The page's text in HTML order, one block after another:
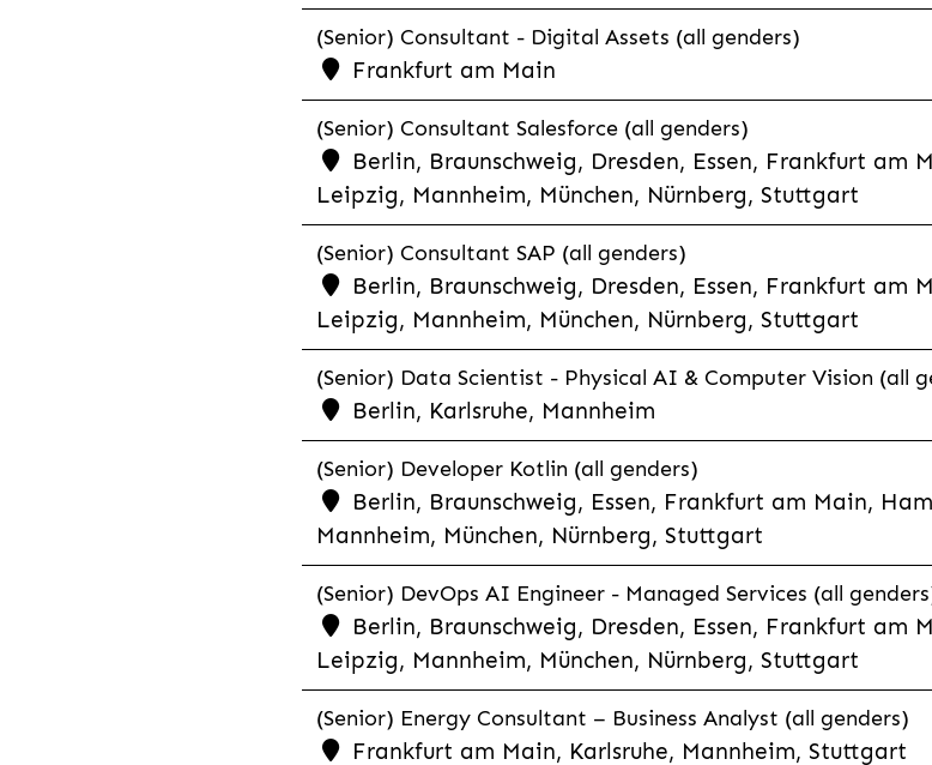
(Senior) Consultant - Digital Assets (all genders)
Frankfurt am Main
(Senior) Consultant Salesforce (all genders)
Berlin, Braunschweig, Dresden, Essen, Frankfurt am
Leipzig, Mannheim, München, Nürnberg, Stuttgart
(Senior) Consultant SAP (all genders)
Berlin, Braunschweig, Dresden, Essen, Frankfurt am
Leipzig, Mannheim, München, Nürnberg, Stuttgart
(Senior) Data Scientist - Physical AI & Computer Vision (all
Berlin, Karlsruhe, Mannheim
(Senior) Developer Kotlin (all genders)
Berlin, Braunschweig, Essen, Frankfurt am Main,
Mannheim, München, Nürnberg, Stuttgart
(Senior) DevOps AI Engineer - Managed Services (all
Berlin, Braunschweig, Dresden, Essen, Frankfurt am
Leipzig, Mannheim, München, Nürnberg, Stuttgart
(Senior) Energy Consultant – Business Analyst (all genders)
Frankfurt am Main, Karlsruhe, Mannheim, Stuttgart